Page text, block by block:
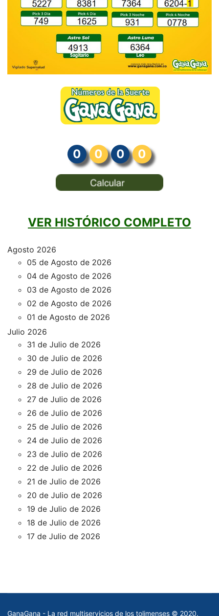
0 0 0 0
VER HISTÓRICO COMPLETO
Agosto 2026
05 de Agosto de 2026
04 de Agosto de 2026
03 de Agosto de 2026
02 de Agosto de 2026
01 de Agosto de 2026
Julio 2026
31 de Julio de 2026
30 de Julio de 2026
29 de Julio de 2026
28 de Julio de 2026
27 de Julio de 2026
26 de Julio de 2026
25 de Julio de 2026
24 de Julio de 2026
23 de Julio de 2026
22 de Julio de 2026
21 de Julio de 2026
20 de Julio de 2026
19 de Julio de 2026
18 de Julio de 2026
17 de Julio de 2026
GanaGana - La red multiservicios de los tolimenses © 2020.